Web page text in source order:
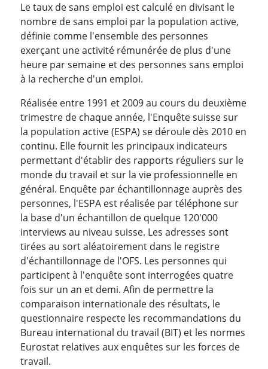
Le taux de sans emploi est calculé en divisant le
nombre de sans emploi par la population active,
définie comme l'ensemble des personnes
exerçant une activité rémunérée de plus d'une
heure par semaine et des personnes sans emploi
à la recherche d'un emploi.
Réalisée entre 1991 et 2009 au cours du deuxième
trimestre de chaque année, l'Enquête suisse sur
la population active (ESPA) se déroule dès 2010 en
continu. Elle fournit les principaux indicateurs
permettant d'établir des rapports réguliers sur le
monde du travail et sur la vie professionnelle en
général. Enquête par échantillonnage auprès des
personnes, l'ESPA est réalisée par téléphone sur
la base d'un échantillon de quelque 120'000
interviews au niveau suisse. Les adresses sont
tirées au sort aléatoirement dans le registre
d'échantillonnage de l'OFS. Les personnes qui
participent à l'enquête sont interrogées quatre
fois sur un an et demi. Afin de permettre la
comparaison internationale des résultats, le
questionnaire respecte les recommandations du
Bureau international du travail (BIT) et les normes
Eurostat relatives aux enquêtes sur les forces de
travail.